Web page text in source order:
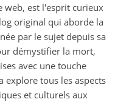
web, est l'esprit curieux
original qui aborde la
par le sujet depuis sa
démystifier la mort,
avec une touche
explore tous les aspects
et culturels aux